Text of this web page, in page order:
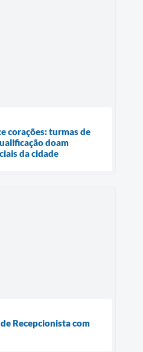
corações: turmas de
doam
da cidade
Recepcionista com